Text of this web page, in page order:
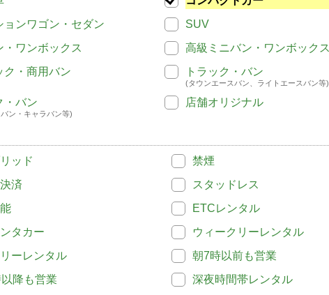
ョンワゴン・セダン
SUV
・ワンボックス
高級ミニバン・ワンボックス
ク・商用バン
トラック・バン
(タウンエースバン、ライトエースバン等)
・バン
ン・キャラバン等)
店舗オリジナル
ッド
禁煙
済
スタッドレス
ETCレンタル
タカー
ウィークリーレンタル
ーレンタル
朝7時以前も営業
降も営業
深夜時間帯レンタル